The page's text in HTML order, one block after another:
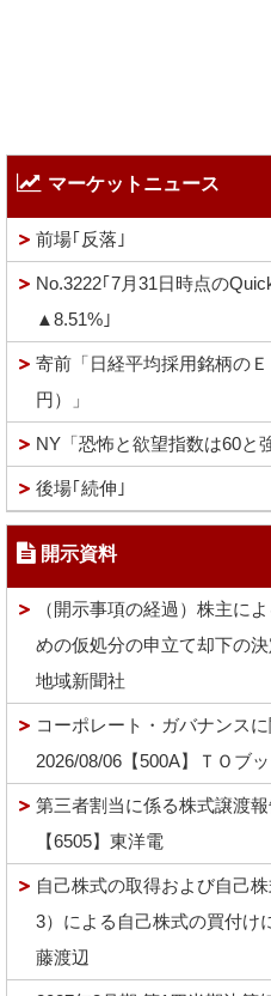
マーケットニュース
前場｢反落｣
No.3222｢7月31日時点の
▲8.51%｣
寄前「日経平均採用銘柄の
円）」
NY「恐怖と欲望指数は60と
後場｢続伸｣
開示資料
（開示事項の経過）株主に
めの仮処分の申立て却下の
地域新聞社
コーポレート・ガバナンス
2026/08/06【500A】ＴＯブ
第三者割当に係る株式譲渡報
【6505】東洋電
自己株式の取得および自己
3）による自己株式の買付け
藤渡辺